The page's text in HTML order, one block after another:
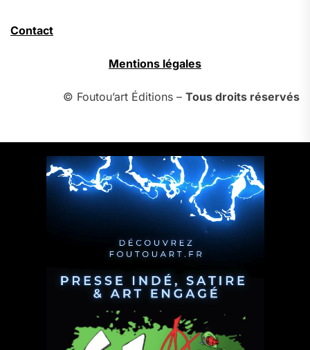
Contact
Mentions légales
© Foutou’art Éditions – Tous droits réservés